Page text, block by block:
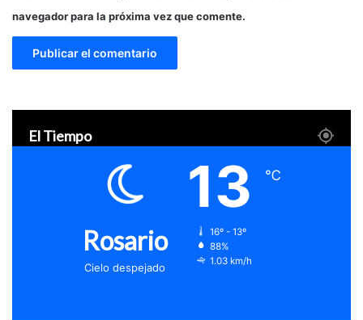
navegador para la próxima vez que comente.
El Tiempo
Rosario
Cielo despejado
13 ℃
16º - 13º
88%
1.03 km/h